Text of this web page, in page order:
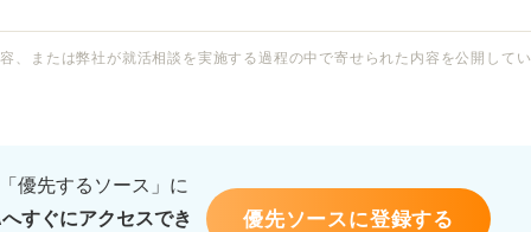
ように活かせるのかも知りたいです。
、または弊社が就活相談を実施する過程の中で寄せられた内容を公開してい
優先するソース」に
すぐにアクセスでき
優先ソースに登録する